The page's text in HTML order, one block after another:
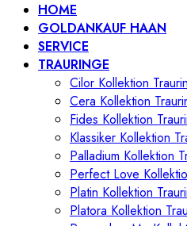
HOME
GOLDANKAUF HAAN
SERVICE
TRAURINGE
Cilor Kollektion
Cera Kollektion
Fides Kollektion
Klassiker Kollektion
Palladium Kollektion
Perfect Love
Platin Kollektion
Platora Kollektion